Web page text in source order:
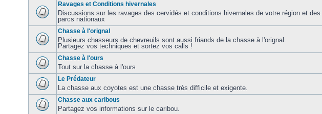
Ravages et Conditions hivernales
Discussions sur les ravages des cervidés et conditions hivernales de votre région et des
parcs nationaux
Chasse à l'orignal
Plusieurs chasseurs de chevreuils sont aussi friands de la chasse à l'orignal.
Partagez vos techniques et sortez vos calls !
Chasse à l'ours
Tout sur la chasse à l'ours
Le Prédateur
La chasse aux coyotes est une chasse très difficile et exigente.
Chasse aux caribous
Partagez vos informations sur le caribou.